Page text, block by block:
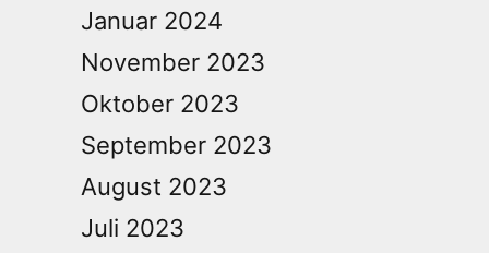
Januar 2024
November 2023
Oktober 2023
September 2023
August 2023
Juli 2023